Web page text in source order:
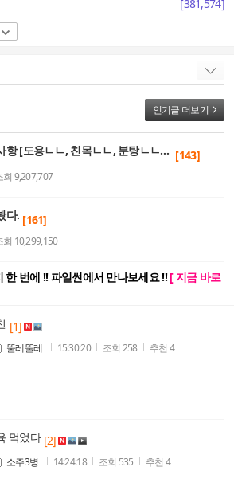
[381,574]
인기글 더보기
도용ㄴㄴ, 친목ㄴㄴ, 분탕ㄴㄴ, 자짤ㄴㄴ] [143]
회 9,207,707
다. [161]
회 10,299,150
한 번에 !! 파일썬에서 만나보세요 !! [ 지금 바로
[1]
뚤레뚤레 15:30:20 조회 258 추천 4
먹었다 [2]
소주3병 14:24:18 조회 535 추천 4